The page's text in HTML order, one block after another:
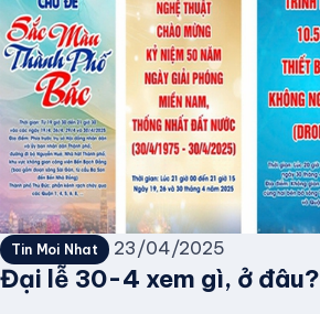
Tin Moi Nhat 23/04/2025
Đại lễ 30-4 xem gì, ở đâu?